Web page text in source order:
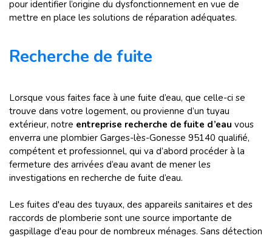
pour identifier l’origine du dysfonctionnement en vue de
mettre en place les solutions de réparation adéquates.
Recherche de fuite
Lorsque vous faites face à une fuite d’eau, que celle-ci se
trouve dans votre logement, ou provienne d’un tuyau
extérieur, notre entreprise recherche de fuite d’eau vous
enverra une plombier Garges-lès-Gonesse 95140 qualifié,
compétent et professionnel, qui va d’abord procéder à la
fermeture des arrivées d’eau avant de mener les
investigations en recherche de fuite d’eau.
Les fuites d'eau des tuyaux, des appareils sanitaires et des
raccords de plomberie sont une source importante de
gaspillage d'eau pour de nombreux ménages. Sans détection